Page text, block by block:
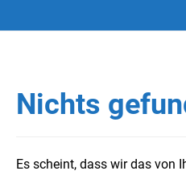
Nichts
Es scheint, dass wir das von